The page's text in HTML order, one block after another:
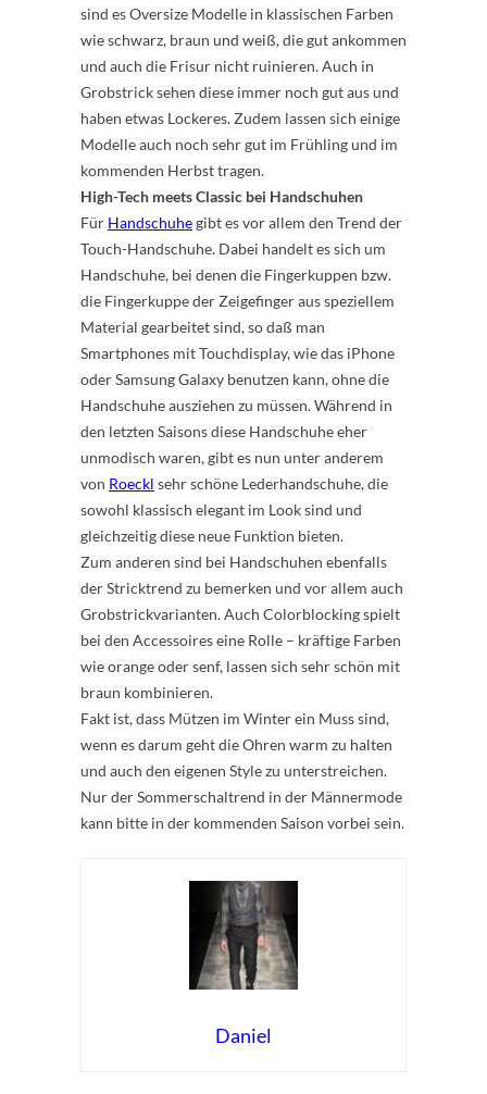
sind es Oversize Modelle in klassischen Farben
wie schwarz, braun und weiß, die gut ankommen
und auch die Frisur nicht ruinieren. Auch in
Grobstrick sehen diese immer noch gut aus und
haben etwas Lockeres. Zudem lassen sich einige
Modelle auch noch sehr gut im Frühling und im
kommenden Herbst tragen.
High-Tech meets Classic bei Handschuhen
Für Handschuhegibt es vor allem den Trend der
Touch-Handschuhe. Dabei handelt es sich um
Handschuhe, bei denen die Fingerkuppen bzw.
die Fingerkuppe der Zeigefinger aus speziellem
Material gearbeitet sind, so daß man
Smartphones mit Touchdisplay, wie das iPhone
oder Samsung Galaxy benutzen kann, ohne die
Handschuhe ausziehen zu müssen. Während in
den letzten Saisons diese Handschuhe eher
unmodisch waren, gibt es nun unter anderem
von Roeckl sehr schöne Lederhandschuhe, die
sowohl klassisch elegant im Look sind und
gleichzeitig diese neue Funktion bieten.
Zum anderen sind bei Handschuhen ebenfalls
der Stricktrend zu bemerken und vor allem auch
Grobstrickvarianten. Auch Colorblocking spielt
bei den Accessoires eine Rolle – kräftige Farben
wie orange oder senf, lassen sich sehr schön mit
braun kombinieren.
Fakt ist, dass Mützen im Winter ein Muss sind,
wenn es darum geht die Ohren warm zu halten
und auch den eigenen Style zu unterstreichen.
Nur der Sommerschaltrend in der Männermode
kann bitte in der kommenden Saison vorbei sein.
Daniel